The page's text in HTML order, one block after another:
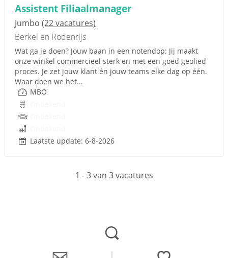
Assistent Filiaalmanager
Jumbo (22 vacatures)
Berkel en Rodenrijs
Wat ga je doen? Jouw baan in een notendop: Jij maakt
onze winkel commercieel sterk en met een goed geolied
proces. Je zet jouw klant én jouw teams elke dag op één.
Waar doen we het...
MBO
Laatste update: 6-8-2026
1 - 3 van 3 vacatures